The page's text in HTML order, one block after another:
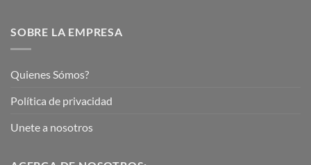
SOBRE LA EMPRESA
Quienes Sómos?
Política de privacidad
Unete a nosotros